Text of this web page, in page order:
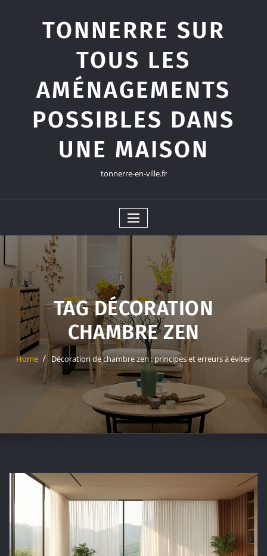
TONNERRE SUR
TOUS LES
AMÉNAGEMENTS
POSSIBLES DANS
UNE MAISON
tonnerre-en-ville.fr
TAG DÉCORATION
CHAMBRE ZEN
Home Décoration de chambre zen : principes et erreurs à éviter